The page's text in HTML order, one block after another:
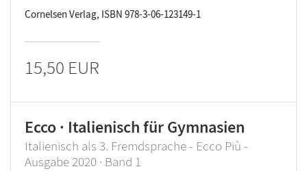
Cornelsen Verlag, ISBN 978-3-06-123149-1
15,50 EUR
Ecco · Italienisch für Gymnasien
Italienisch als 3. Fremdsprache - Ecco Più -
Ausgabe 2020 · Band 1